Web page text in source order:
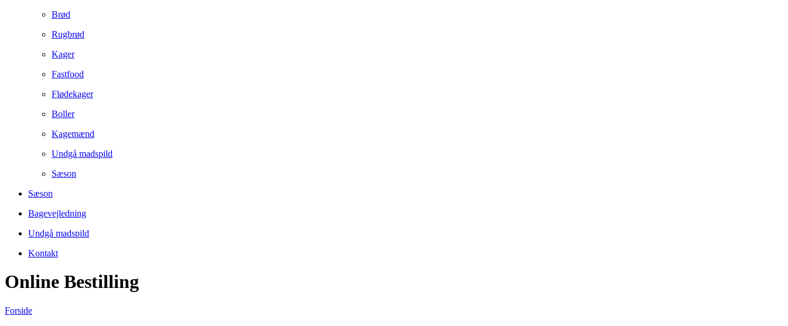
Brød
Rugbrød
Kager
Fastfood
Flødekager
Boller
Kagemænd
Undgå madspild
Sæson
Sæson
Bagevejledning
Undgå madspild
Kontakt
Online Bestilling
Forside